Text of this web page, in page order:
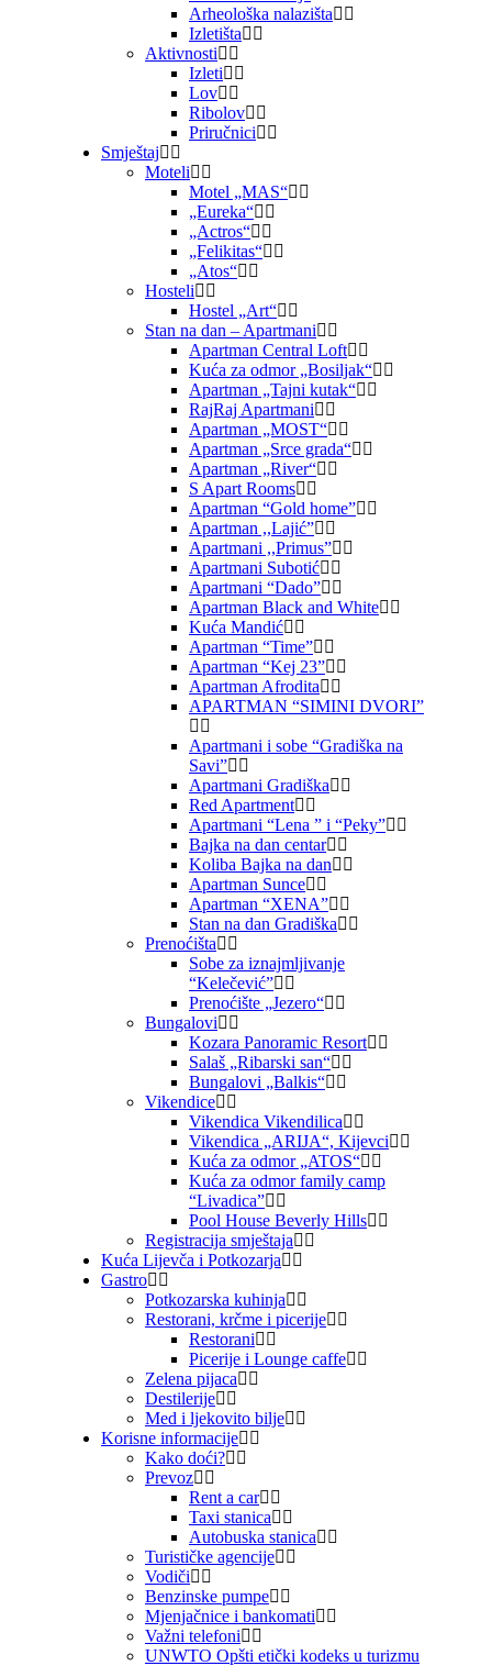
Arheološka nalazišta
Izletišta
Aktivnosti
Izleti
Lov
Ribolov
Priručnici
Smještaj
Moteli
Motel „MAS“
„Eureka“
„Actros“
„Felikitas“
„Atos“
Hosteli
Hostel „Art“
Stan na dan – Apartmani
Apartman Central Loft
Kuća za odmor „Bosiljak“
Apartman „Tajni kutak“
RajRaj Apartmani
Apartman „MOST“
Apartman „Srce grada“
Apartman „River“
S Apart Rooms
Apartman “Gold home”
Apartman ,,Lajić”
Apartmani ,,Primus”
Apartmani Subotić
Apartmani “Dado”
Apartman Black and White
Kuća Mandić
Apartman “Time”
Apartman “Kej 23”
Apartman Afrodita
APARTMAN “SIMINI DVORI”
Apartmani i sobe “Gradiška na
Savi”
Apartmani Gradiška
Red Apartment
Apartmani “Lena ” i “Peky”
Bajka na dan centar
Koliba Bajka na dan
Apartman Sunce
Apartman “XENA”
Stan na dan Gradiška
Prenoćišta
Sobe za iznajmljivanje
“Kelečević”
Prenoćište „Jezero“
Bungalovi
Kozara Panoramic Resort
Salaš „Ribarski san“
Bungalovi „Balkis“
Vikendice
Vikendica Vikendilica
Vikendica „ARIJA“, Kijevci
Kuća za odmor „ATOS“
Kuća za odmor family camp
“Livadica”
Pool House Beverly Hills
Registracija smještaja
Kuća Lijevča i Potkozarja
Gastro
Potkozarska kuhinja
Restorani, krčme i picerije
Restorani
Picerije i Lounge caffe
Zelena pijaca
Destilerije
Med i ljekovito bilje
Korisne informacije
Kako doći?
Prevoz
Rent a car
Taxi stanica
Autobuska stanica
Turističke agencije
Vodiči
Benzinske pumpe
Mjenjačnice i bankomati
Važni telefoni
UNWTO Opšti etički kodeks u turizmu